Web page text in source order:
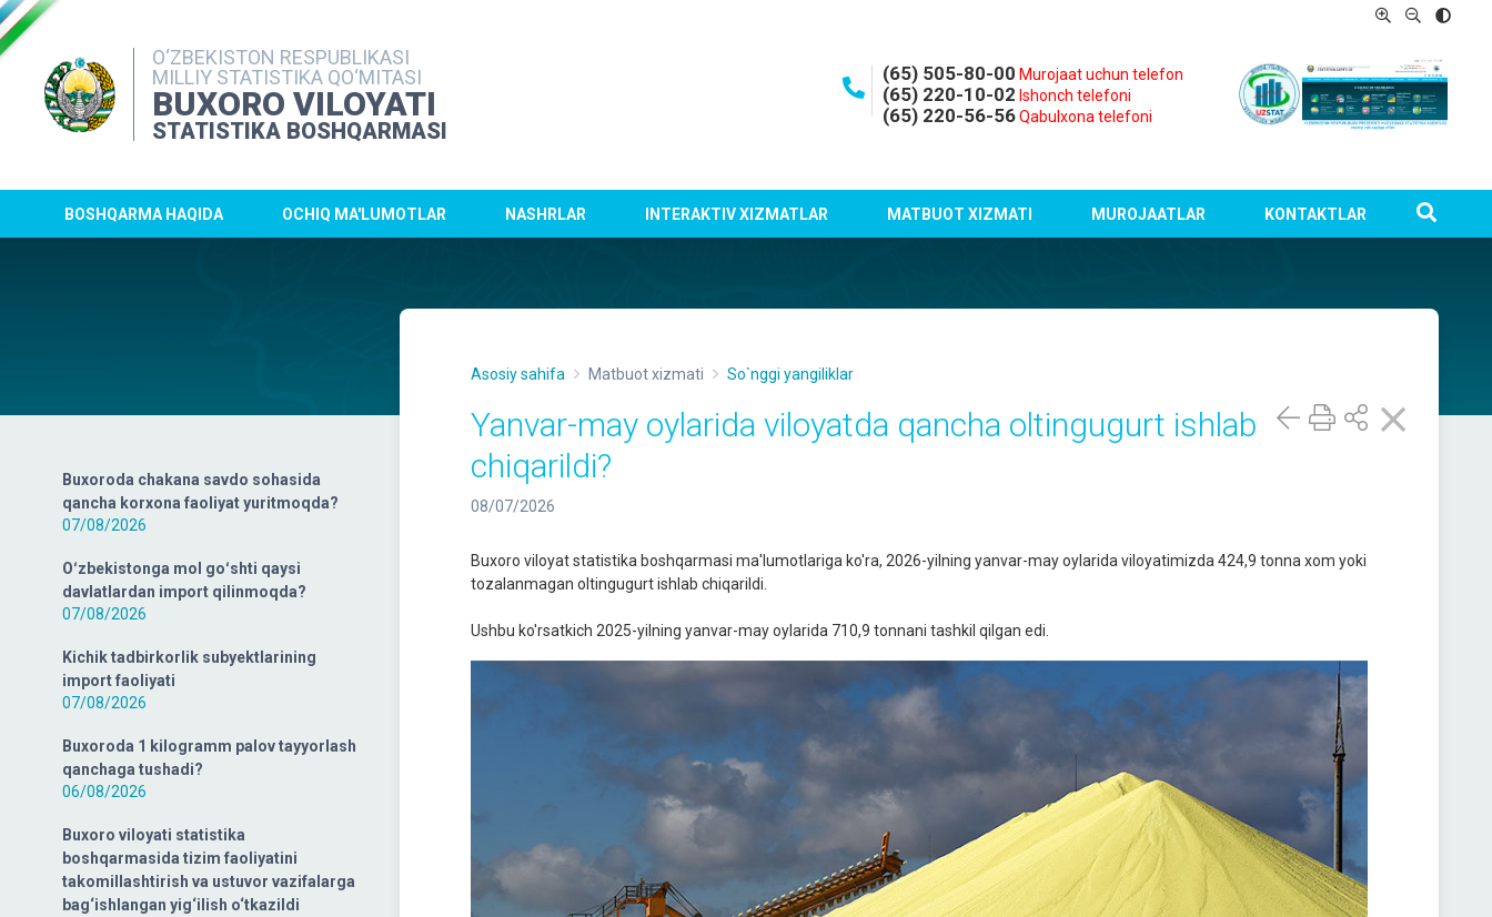
O‘ZBEKISTON RESPUBLIKASI
MILLIY STATISTIKA QO‘MITASI
BUXORO VILOYATI
STATISTIKA BOSHQARMASI
(65) 505-80-00 Murojaat uchun telefon
(65) 220-10-02 Ishonch telefoni
(65) 220-56-56 Qabulxona telefoni
BOSHQARMA HAQIDA OCHIQ MA'LUMOTLAR NASHRLAR INTERAKTIV XIZMATLAR MATBUOT XIZMATI MUROJAATLAR KONTAKTLAR
Buxoroda chakana savdo sohasida
qancha korxona faoliyat yuritmoqda?
07/08/2026
Oʻzbekistonga mol goʻshti qaysi
davlatlardan import qilinmoqda?
07/08/2026
Kichik tadbirkorlik subyektlarining
import faoliyati
07/08/2026
Buxoroda 1 kilogramm palov tayyorlash
qanchaga tushadi?
06/08/2026
Buxoro viloyati statistika
boshqarmasida tizim faoliyatini
takomillashtirish va ustuvor vazifalarga
bag‘ishlangan yig‘ilish o‘tkazildi
Asosiy sahifa Matbuot xizmati So`nggi yangiliklar
Yanvar-may oylarida viloyatda qancha oltingugurt ishlab
chiqarildi?
08/07/2026
Buxoro viloyat statistika boshqarmasi ma'lumotlariga ko'ra, 2026-yilning yanvar-may oylarida viloyatimizda 424,9 tonna xom yoki
tozalanmagan oltingugurt ishlab chiqarildi.
Ushbu ko'rsatkich 2025-yilning yanvar-may oylarida 710,9 tonnani tashkil qilgan edi.